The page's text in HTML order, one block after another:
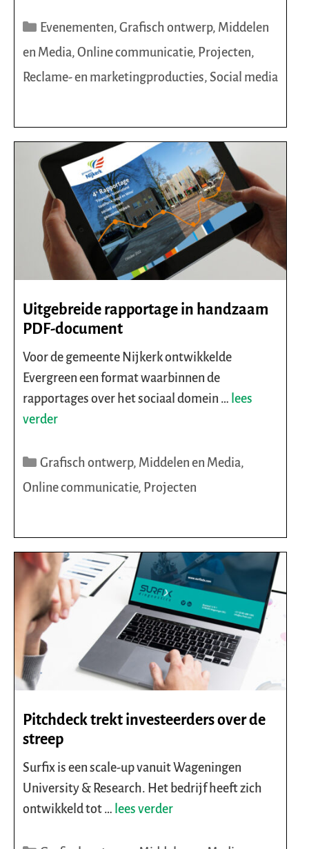
Categorieën
Evenementen, Grafisch ontwerp, Middelen
en Media, Online communicatie, Projecten,
Reclame- en marketingproducties, Social media
Uitgebreide rapportage in handzaam
PDF-document
Voor de gemeente Nijkerk ontwikkelde
Evergreen een format waarbinnen de
rapportages over het sociaal domein … lees
verder
Categorieën
Grafisch ontwerp, Middelen en Media,
Online communicatie, Projecten
Pitchdeck trekt investeerders over de
streep
Surfix is een scale-up vanuit Wageningen
University & Research. Het bedrijf heeft zich
ontwikkeld tot … lees verder